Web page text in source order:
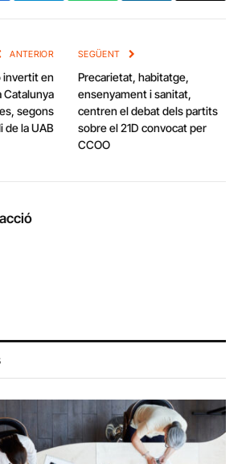
ANTERIOR
invertit en
Catalunya
segons
de la UAB
SEGÜENT
Precarietat, habitatge,
ensenyament i sanitat,
centren el debat dels partits
sobre el 21D convocat per
CCOO